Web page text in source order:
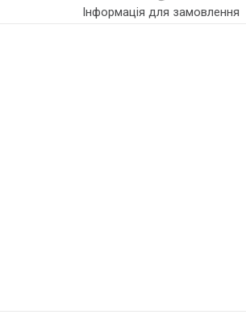
Інформація для замовлення